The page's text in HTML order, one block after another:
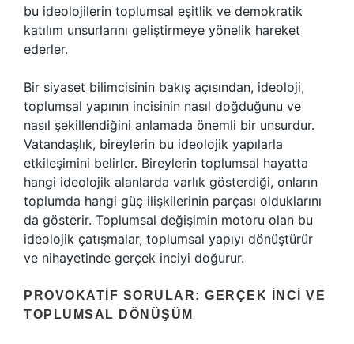
bu ideolojilerin toplumsal eşitlik ve demokratik
katılım unsurlarını geliştirmeye yönelik hareket
ederler.
Bir siyaset bilimcisinin bakış açısından, ideoloji,
toplumsal yapının incisinin nasıl doğduğunu ve
nasıl şekillendiğini anlamada önemli bir unsurdur.
Vatandaşlık, bireylerin bu ideolojik yapılarla
etkileşimini belirler. Bireylerin toplumsal hayatta
hangi ideolojik alanlarda varlık gösterdiği, onların
toplumda hangi güç ilişkilerinin parçası olduklarını
da gösterir. Toplumsal değişimin motoru olan bu
ideolojik çatışmalar, toplumsal yapıyı dönüştürür
ve nihayetinde gerçek inciyi doğurur.
PROVOKATIF SORULAR: GERÇEK İNCI VE
TOPLUMSAL DÖNÜŞÜM